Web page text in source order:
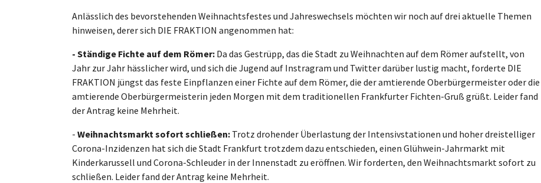
Anlässlich des bevorstehenden Weihnachtsfestes und Jahreswechsels möchten wir noch auf drei aktuelle Themen
hinweisen, derer sich DIE FRAKTION angenommen hat:
- Ständige Fichte auf dem Römer: Da das Gestrüpp, das die Stadt zu Weihnachten auf dem Römer aufstellt, von
Jahr zur Jahr hässlicher wird, und sich die Jugend auf Instragram und Twitter darüber lustig macht, forderte DIE
FRAKTION jüngst das feste Einpflanzen einer Fichte auf dem Römer, die der amtierende Oberbürgermeister oder die
amtierende Oberbürgermeisterin jeden Morgen mit dem traditionellen Frankfurter Fichten-Gruß grüßt. Leider fand
der Antrag keine Mehrheit.
- Weihnachtsmarkt sofort schließen: Trotz drohender Überlastung der Intensivstationen und hoher dreistelliger
Corona-Inzidenzen hat sich die Stadt Frankfurt trotzdem dazu entschieden, einen Glühwein-Jahrmarkt mit
Kinderkarussell und Corona-Schleuder in der Innenstadt zu eröffnen. Wir forderten, den Weihnachtsmarkt sofort zu
schließen. Leider fand der Antrag keine Mehrheit.